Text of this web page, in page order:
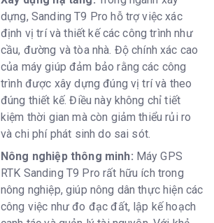
dựng, Sanding T9 Pro hỗ trợ việc xác
định vị trí và thiết kế các công trình như
cầu, đường và tòa nhà. Độ chính xác cao
của máy giúp đảm bảo rằng các công
trình được xây dựng đúng vị trí và theo
đúng thiết kế. Điều này không chỉ tiết
kiệm thời gian mà còn giảm thiểu rủi ro
và chi phí phát sinh do sai sót.
Nông nghiệp thông minh: Máy GPS
RTK Sanding T9 Pro rất hữu ích trong
nông nghiệp, giúp nông dân thực hiện các
công việc như đo đạc đất, lập kế hoạch